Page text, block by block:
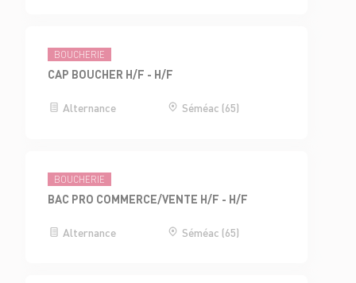
BOUCHERIE
CAP BOUCHER H/F - H/F
Alternance Séméac (65)
BOUCHERIE
BAC PRO COMMERCE/VENTE H/F - H/F
Alternance Séméac (65)